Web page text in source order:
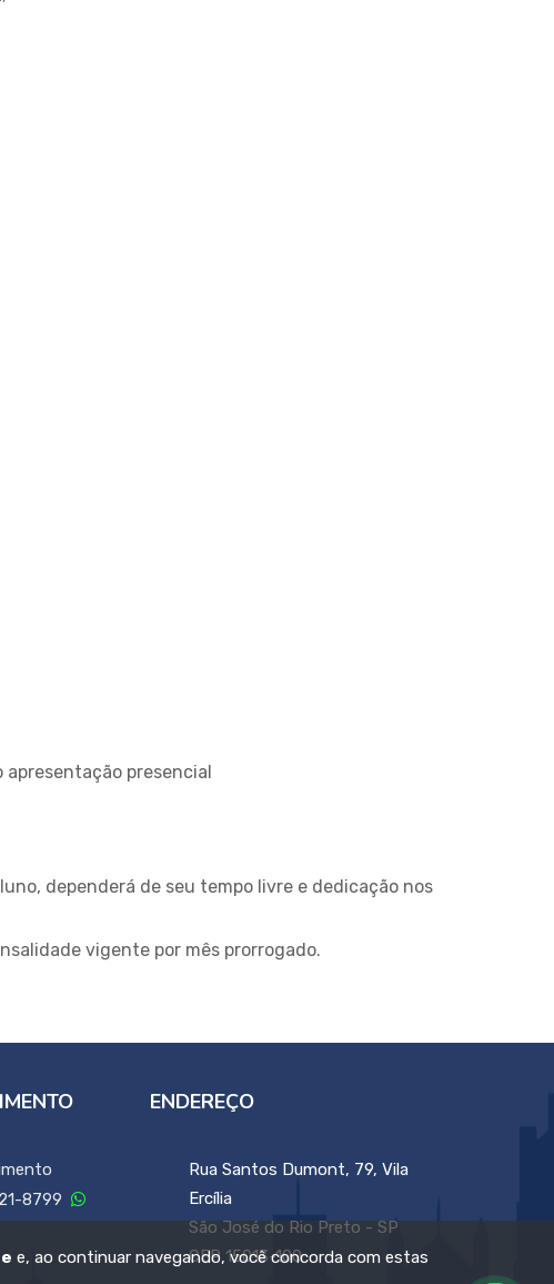
apresentação presencial
dependerá de seu tempo livre e dedicação nos
vigente por mês prorrogado.
8799
ENDEREÇO
Rua Santos Dumont, 79, Vila
Ercília
São José do Rio Preto - SP
CEP 15013-100
e, ao continuar navegando, você concorda com estas